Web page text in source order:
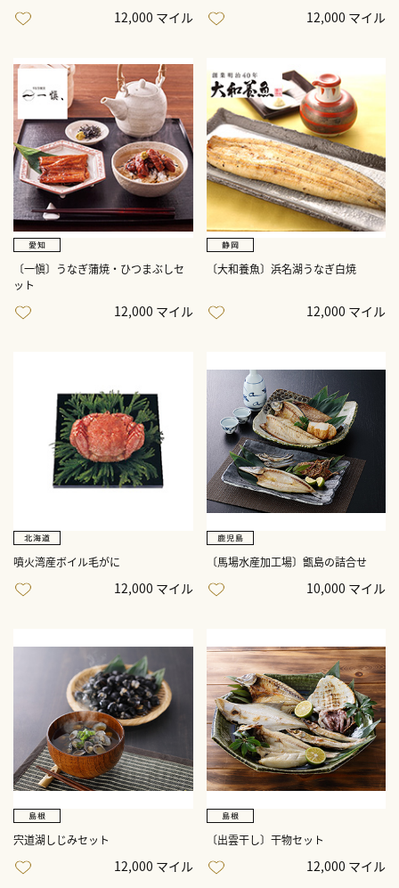
12,000 マイル 12,000 マイル
〔一愼〕うなぎ蒲焼・ひつまぶしセ
ット
12,000 マイル
〔大和養魚〕浜名湖うなぎ白焼
12,000 マイル
噴火湾産ボイル毛がに
12,000 マイル
〔馬場水産加工場〕甑島の詰合せ
10,000 マイル
宍道湖しじみセット
12,000 マイル
〔出雲干し〕干物セット
12,000 マイル